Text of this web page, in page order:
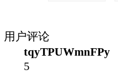
用户评论
tqyTPUWmnFPy
5